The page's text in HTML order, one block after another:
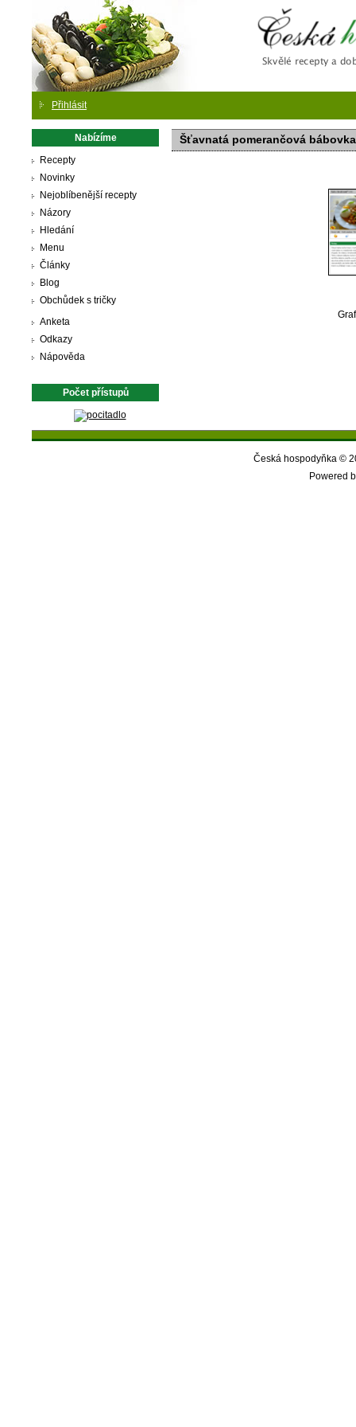
Přihlásit
Nabízíme
Recepty
Novinky
Nejoblíbenější recepty
Názory
Hledání
Menu
Články
Blog
Obchůdek s tričky
Anketa
Odkazy
Nápověda
Počet přístupů
Šťavnatá pomerančová bábovka
Česká hospodyňka ©
Powered